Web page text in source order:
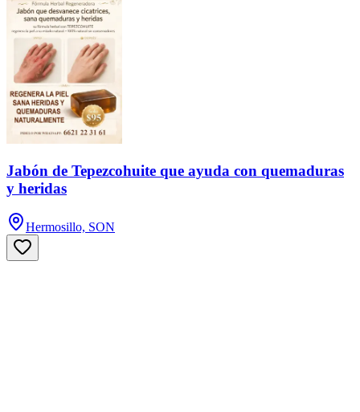
Jabón de Tepezcohuite que ayuda con quemaduras
y heridas
Hermosillo, SON